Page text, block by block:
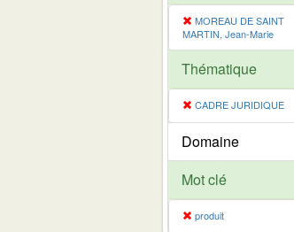
MOREAU DE SAINT
MARTIN, Jean-Marie
Thématique
CADRE JURIDIQUE
Domaine
Mot clé
produit